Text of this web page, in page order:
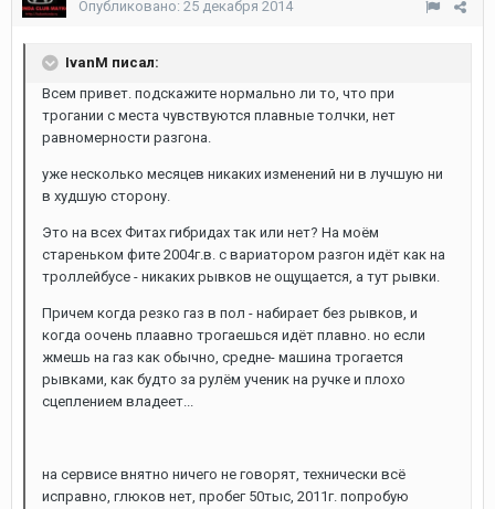
Опубликовано: 25 декабря 2014
IvanM писал:
Всем привет. подскажите нормально ли то, что при
трогании с места чувствуются плавные толчки, нет
равномерности разгона.
уже несколько месяцев никаких изменений ни в лучшую ни
в худшую сторону.
Это на всех Фитах гибридах так или нет? На моём
стареньком фите 2004г.в. с вариатором разгон идёт как на
троллейбусе - никаких рывков не ощущается, а тут рывки.
Причем когда резко газ в пол - набирает без рывков, и
когда оочень плаавно трогаешься идёт плавно. но если
жмешь на газ как обычно, средне- машина трогается
рывками, как будто за рулём ученик на ручке и плохо
сцеплением владеет...
на сервисе внятно ничего не говорят, технически всё
исправно, глюков нет, пробег 50тыс, 2011г. попробую